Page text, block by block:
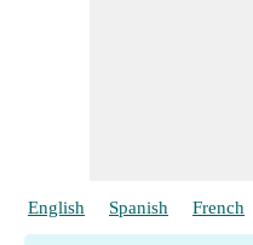
English Spanish French